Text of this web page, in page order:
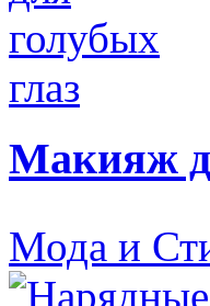
Макияж
Мода и